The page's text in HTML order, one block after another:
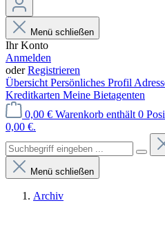
Menü schließen
Ihr Konto
Anmelden
oderRegistrieren
Übersicht Persönliches Profil
Kreditkarten Meine Bietagenten
0,00 € Warenkorb enthält 0
0,00 €.
Menü schließen
Archiv